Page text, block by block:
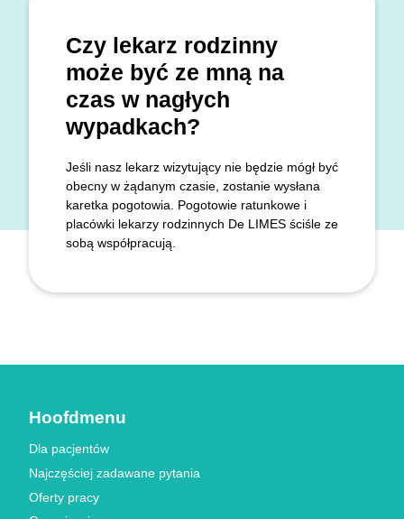
Czy lekarz rodzinny
może być ze mną na
czas w nagłych
wypadkach?
Jeśli nasz lekarz wizytujący nie będzie mógł być
obecny w żądanym czasie, zostanie wysłana
karetka pogotowia. Pogotowie ratunkowe i
placówki lekarzy rodzinnych De LIMES ściśle ze
sobą współpracują.
Hoofdmenu
Dla pacjentów
Najczęściej zadawane pytania
Oferty pracy